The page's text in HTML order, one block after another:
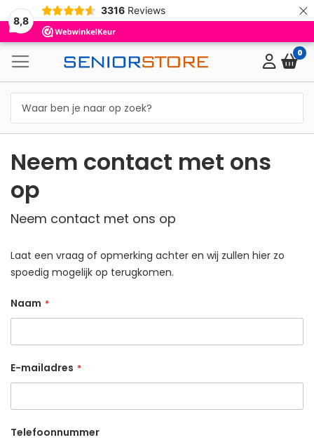
8,8
3316 Reviews ×
0
Neem contact met ons
op
Neem contact met ons op
Laat een vraag of opmerking achter en wij zullen hier zo
spoedig mogelijk op terugkomen.
Naam
E-mailadres
Telefoonnummer